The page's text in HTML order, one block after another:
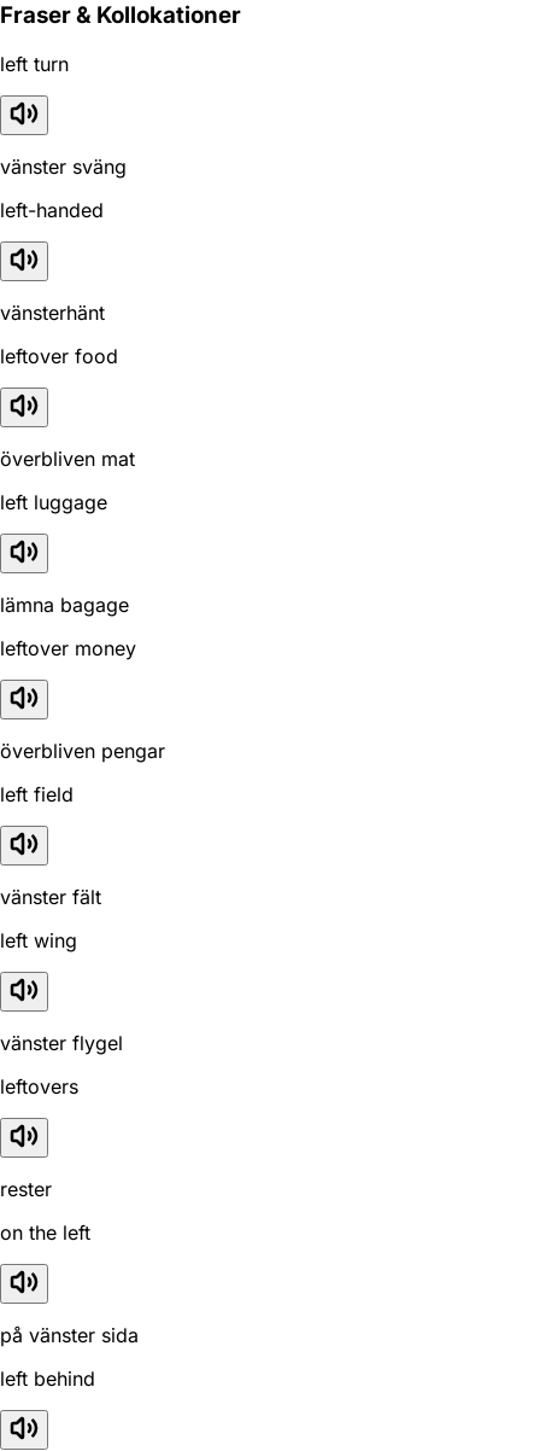
Fraser & Kollokationer
left turn
vänster sväng
left-handed
vänsterhänt
leftover food
överbliven mat
left luggage
lämna bagage
leftover money
överbliven pengar
left field
vänster fält
left wing
vänster flygel
leftovers
rester
on the left
på vänster sida
left behind